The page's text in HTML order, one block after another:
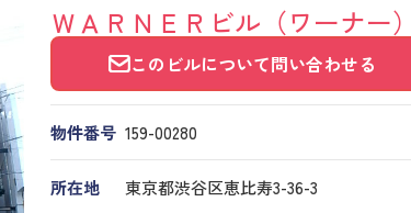
ＷＡＲＮＥＲビル（ワーナー）
このビルについて問い合わせる
物件番号 159​-​00280
所在地 東京都渋谷区恵比寿3-36-3